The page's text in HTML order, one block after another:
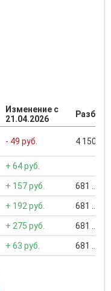
Изменение с
21.04.2026
- 49 руб. 4 150 ...
+ 64 руб.
+ 157 руб. 681 ...
+ 192 руб. 681 ...
+ 275 руб. 681 ...
+ 63 руб. 681 ...